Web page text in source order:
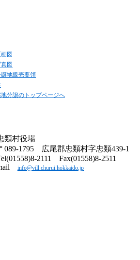
図
図
地販売要領
分譲のトップページへ
類村役場
089-1795 広尾郡忠類村字忠類439-1
2111 Fax(01558)8-2511
info@vill.churui.hokkaido.jp